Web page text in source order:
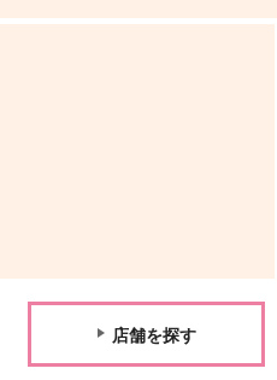
店舗を探す